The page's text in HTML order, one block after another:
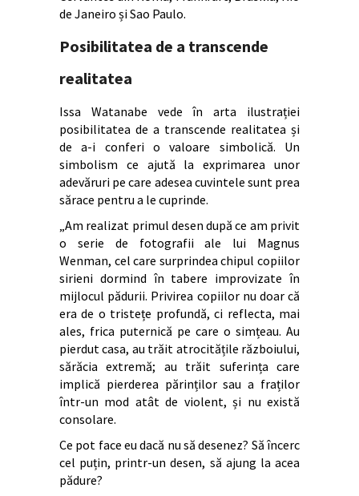
de Janeiro și Sao Paulo.
Posibilitatea de a transcende
realitatea
Issa Watanabe vede în arta ilustrației
posibilitatea de a transcende realitatea și
de a-i conferi o valoare simbolică. Un
simbolism ce ajută la exprimarea unor
adevăruri pe care adesea cuvintele sunt prea
sărace pentru a le cuprinde.
„Am realizat primul desen după ce am privit
o serie de fotografii ale lui Magnus
Wenman, cel care surprindea chipul copiilor
sirieni dormind în tabere improvizate în
mijlocul pădurii. Privirea copiilor nu doar că
era de o tristețe profundă, ci reflecta, mai
ales, frica puternică pe care o simțeau. Au
pierdut casa, au trăit atrocitățile războiului,
sărăcia extremă; au trăit suferința care
implică pierderea părinților sau a fraților
într-un mod atât de violent, și nu există
consolare.
Ce pot face eu dacă nu să desenez? Să încerc
cel puțin, printr-un desen, să ajung la acea
pădure?